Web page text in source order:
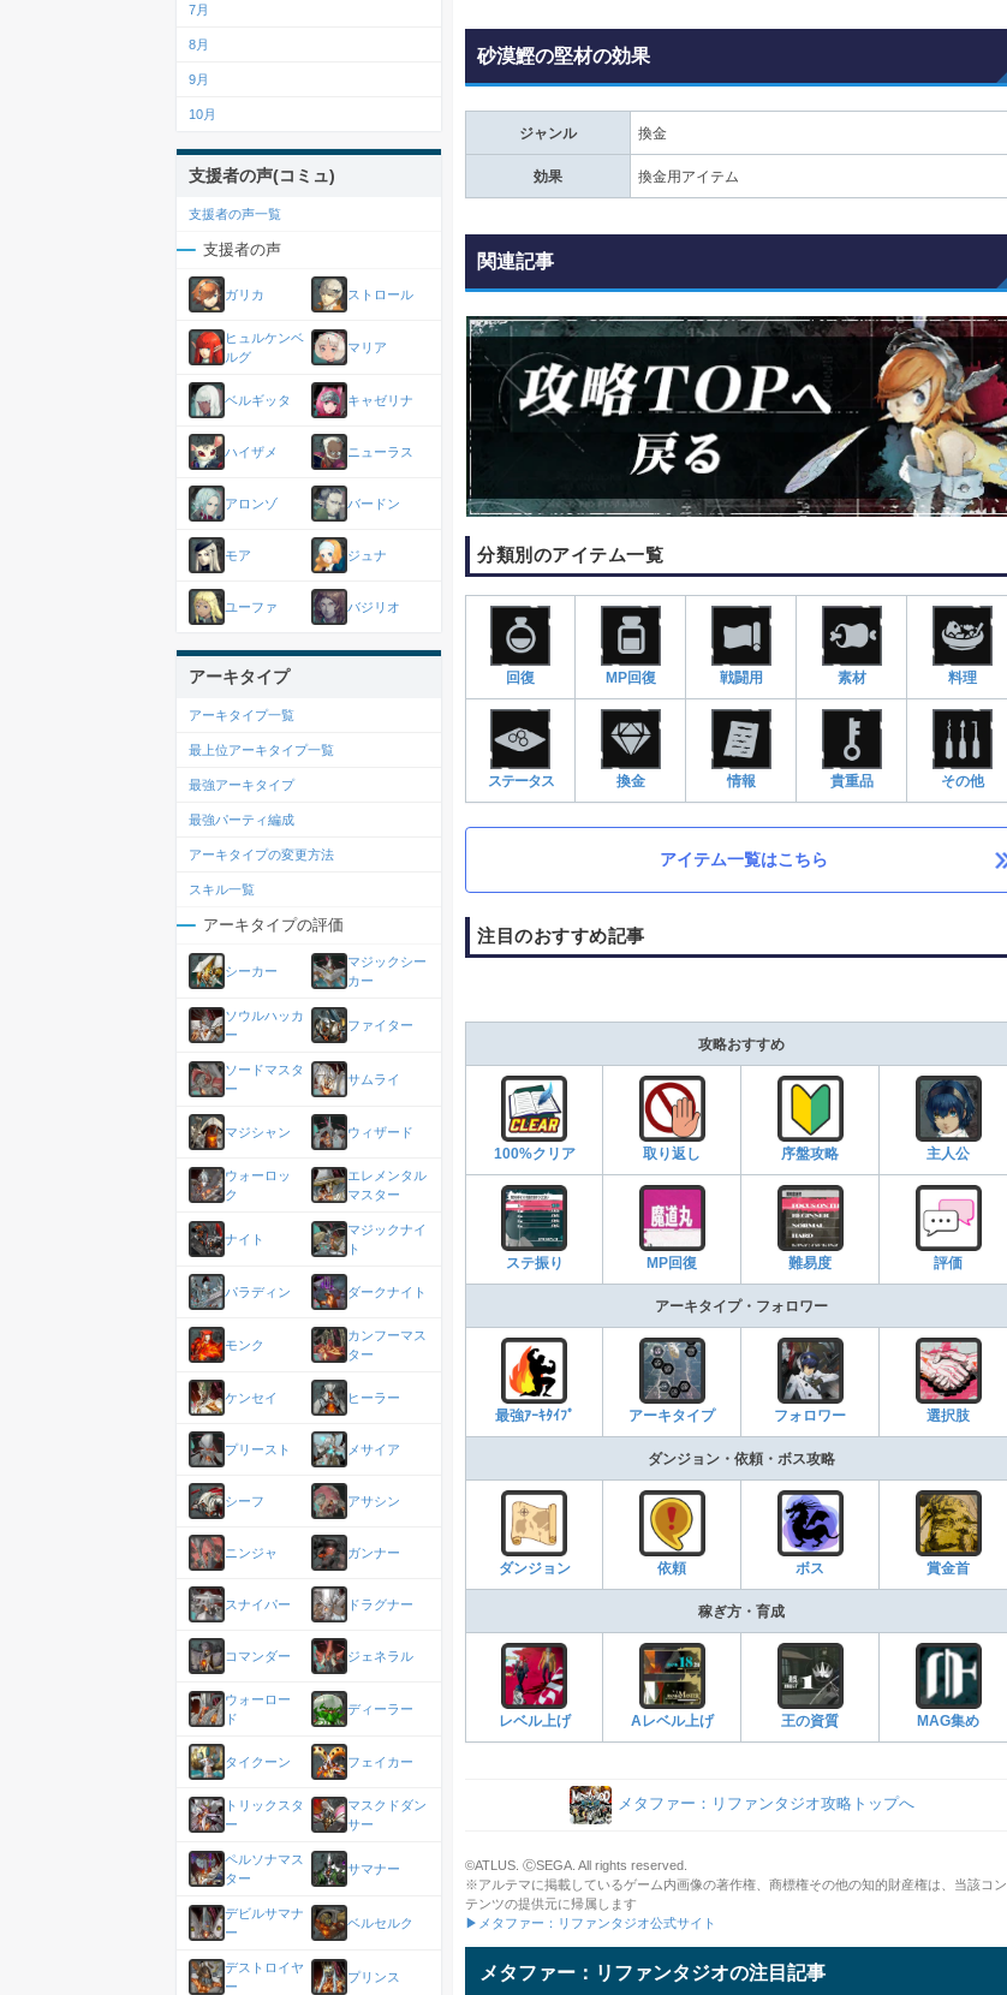
砂漠鰹の堅材の効果
ジャンル 換金
効果 換金用アイテム
関連記事
分類別のアイテム一覧
回復 MP回復 戦闘用 素材 料理
ステータス 換金 情報 貴重品 その他
アイテム一覧はこちら
注目のおすすめ記事
攻略おすすめ
100%クリア 取り返し 序盤攻略 主人公
ステ振り MP回復 難易度 評価
アーキタイプ・フォロワー
最強ｱｰｷﾀｲﾌﾟ アーキタイプ フォロワー 選択肢
ダンジョン・依頼・ボス攻略
ダンジョン 依頼 ボス 賞金首
稼ぎ方・育成
レベル上げ Aレベル上げ 王の資質 MAG集め
メタファー：リファンタジオ攻略トップへ
©ATLUS. ⒸSEGA. All rights reserved.
※アルテマに掲載しているゲーム内画像の著作権、商標権その他の知的財産権は、当該コン
テンツの提供元に帰属します
▶メタファー：リファンタジオ公式サイト
メタファー：リファンタジオの注目記事
7月
8月
9月
10月
支援者の声(コミュ)
支援者の声一覧
支援者の声
ガリカ ストロール
ヒュルケンベ
ルグ
マリア
ベルギッタ キャゼリナ
ハイザメ ニューラス
アロンゾ バードン
モア ジュナ
ユーファ バジリオ
アーキタイプ
アーキタイプ一覧
最上位アーキタイプ一覧
最強アーキタイプ
最強パーティ編成
アーキタイプの変更方法
スキル一覧
アーキタイプの評価
シーカー
マジックシー
カー
ソウルハッカ
ー
ファイター
ソードマスタ
ー
サムライ
マジシャン ウィザード
ウォーロッ
ク
エレメンタル
マスター
ナイト
マジックナイ
ト
パラディン ダークナイト
モンク
カンフーマス
ター
ケンセイ ヒーラー
プリースト メサイア
シーフ アサシン
ニンジャ ガンナー
スナイパー ドラグナー
コマンダー ジェネラル
ウォーロー
ド
ディーラー
タイクーン フェイカー
トリックスタ
ー
マスクドダン
サー
ペルソナマス
ター
サマナー
デビルサマナ
ー
ベルセルク
デストロイヤ
ー
プリンス